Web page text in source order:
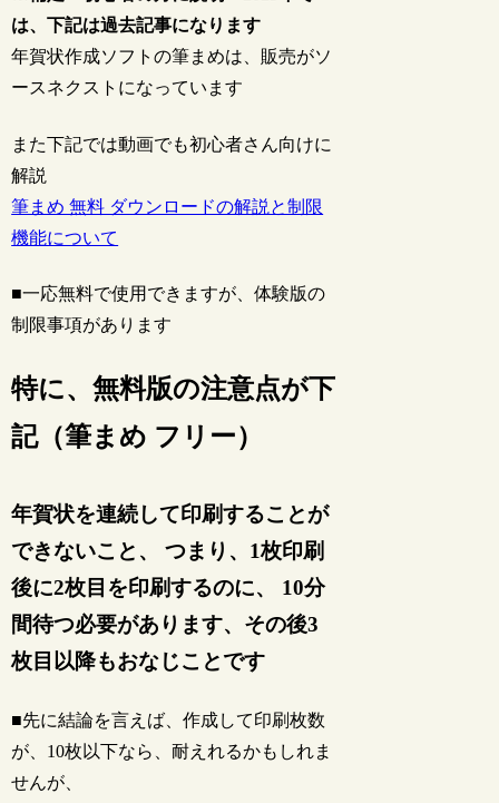
は、下記は過去記事になります
年賀状作成ソフトの筆まめは、販売がソ
ースネクストになっています
また下記では動画でも初心者さん向けに
解説
筆まめ 無料 ダウンロードの解説と制限
機能について
■一応無料で使用できますが、体験版の
制限事項があります
特に、無料版の注意点が下
記（筆まめ フリー）
年賀状を連続して印刷することが
できないこと、 つまり、1枚印刷
後に2枚目を印刷するのに、 10分
間待つ必要があります、その後3
枚目以降もおなじことです
■先に結論を言えば、作成して印刷枚数
が、10枚以下なら、耐えれるかもしれま
せんが、